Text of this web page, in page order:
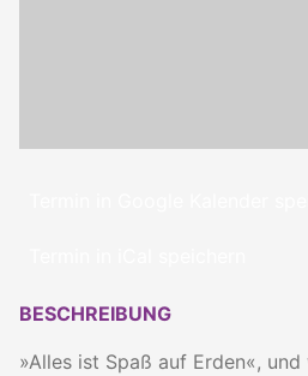
BESCHREIBUNG
»Alles ist Spaß auf Erden«,